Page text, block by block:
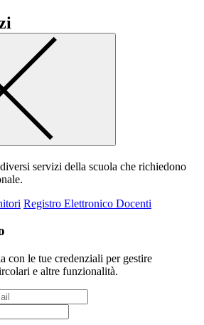
servizi della scuola che richiedono
Registro Elettronico Docenti
con le tue credenziali per gestire
e altre funzionalità.